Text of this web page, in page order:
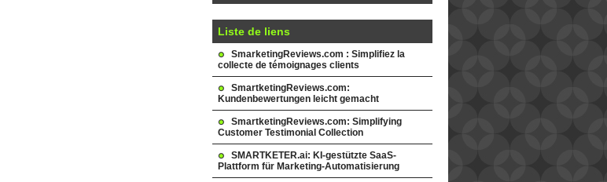
Liste de liens
SmarketingReviews.com : Simplifiez la
collecte de témoignages clients
SmartketingReviews.com:
Kundenbewertungen leicht gemacht
SmartketingReviews.com: Simplifying
Customer Testimonial Collection
SMARTKETER.ai: KI-gestützte SaaS-
Plattform für Marketing-Automatisierung